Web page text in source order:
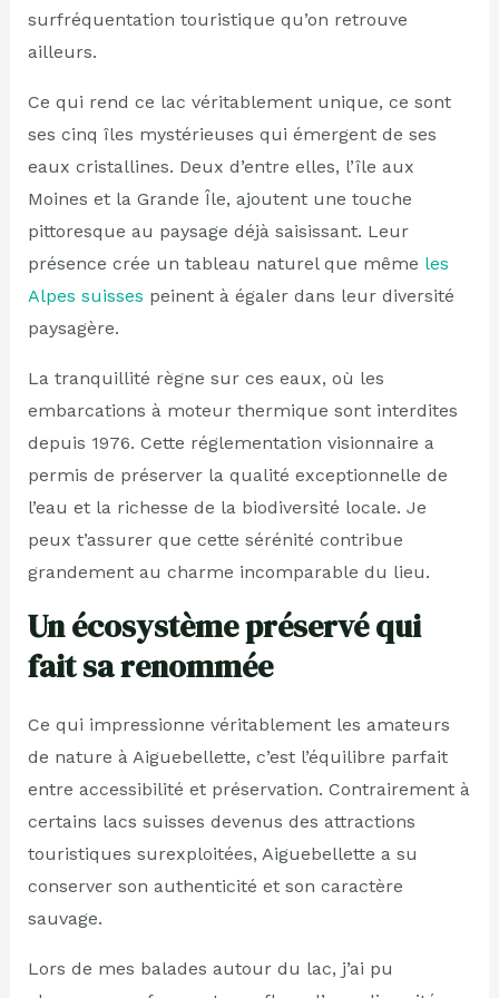
surfréquentation touristique qu’on retrouve
ailleurs.
Ce qui rend ce lac véritablement unique, ce sont
ses cinq îles mystérieuses qui émergent de ses
eaux cristallines. Deux d’entre elles, l’île aux
Moines et la Grande Île, ajoutent une touche
pittoresque au paysage déjà saisissant. Leur
présence crée un tableau naturel que même les
Alpes suisses peinent à égaler dans leur diversité
paysagère.
La tranquillité règne sur ces eaux, où les
embarcations à moteur thermique sont interdites
depuis 1976. Cette réglementation visionnaire a
permis de préserver la qualité exceptionnelle de
l’eau et la richesse de la biodiversité locale. Je
peux t’assurer que cette sérénité contribue
grandement au charme incomparable du lieu.
Un écosystème préservé qui
fait sa renommée
Ce qui impressionne véritablement les amateurs
de nature à Aiguebellette, c’est l’équilibre parfait
entre accessibilité et préservation. Contrairement à
certains lacs suisses devenus des attractions
touristiques surexploitées, Aiguebellette a su
conserver son authenticité et son caractère
sauvage.
Lors de mes balades autour du lac, j’ai pu